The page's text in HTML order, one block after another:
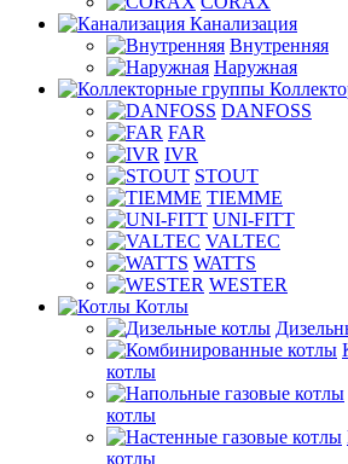
Канализация
Внутренняя
Наружная
DANFOSS
FAR
IVR
STOUT
TIEMME
UNI-FITT
VALTEC
WATTS
WESTER
Котлы
котлы
котлы
котлы